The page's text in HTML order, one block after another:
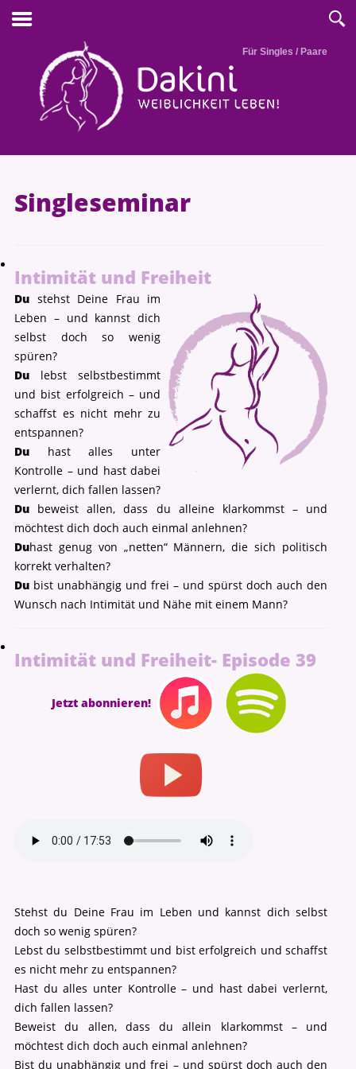
Für Singles / Paare
Singleseminar
Intimität und Freiheit
Du stehst Deine Frau im
Leben – und kannst dich
selbst doch so wenig
spüren?
Du lebst selbstbestimmt
und bist erfolgreich – und
schaffst es nicht mehr zu
entspannen?
Du hast alles unter
Kontrolle – und hast dabei
verlernt, dich fallen lassen?
Du beweist allen, dass du alleine klarkommst – und
möchtest dich doch auch einmal anlehnen?
Duhast genug von „netten“ Männern, die sich politisch
korrekt verhalten?
Du bist unabhängig und frei – und spürst doch auch den
Wunsch nach Intimität und Nähe mit einem Mann?
Intimität und Freiheit- Episode 39
Jetzt abonnieren!
Stehst du Deine Frau im Leben und kannst dich selbst
doch so wenig spüren?
Lebst du selbstbestimmt und bist erfolgreich und schaffst
es nicht mehr zu entspannen?
Hast du alles unter Kontrolle – und hast dabei verlernt,
dich fallen lassen?
Beweist du allen, dass du allein klarkommst – und
möchtest dich doch auch einmal anlehnen?
Bist du unabhängig und frei – und spürst doch auch den